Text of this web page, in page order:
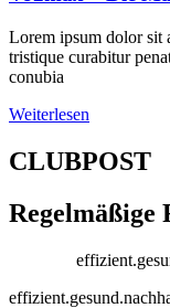
Lorem ipsum dolor sit
tristique curabitur
conubia
Weiterlesen
CLUBPOST
Regelmäßige